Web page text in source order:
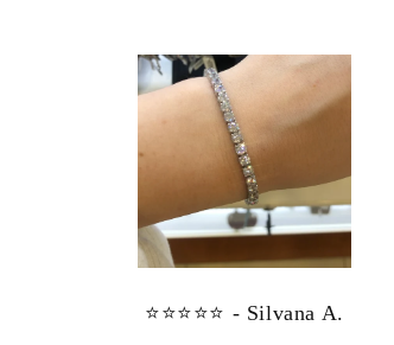
⭐⭐⭐⭐⭐ - Silvana A.